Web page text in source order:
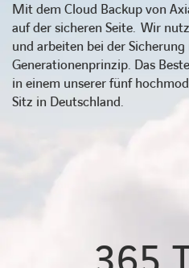
Mit dem Cloud Backup von
auf der sicheren Seite. Wir
und arbeiten bei der Sicherung
Generationenprinzip. Das
in einem unserer fünf
Sitz in Deutschland.